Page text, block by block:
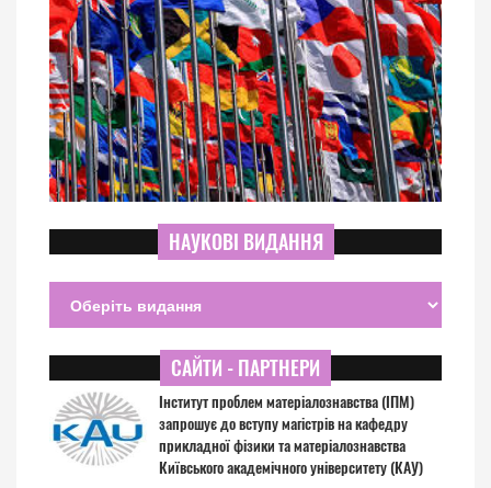
НАУКОВІ ВИДАННЯ
САЙТИ - ПАРТНЕРИ
Інститут проблем матеріалознавства (ІПМ)
запрошує до вступу магістрів на кафедру
прикладної фізики та матеріалознавства
Київського академічного університету (КАУ)